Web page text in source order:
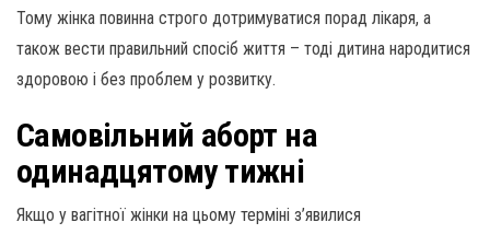
Тому жінка повинна строго дотримуватися порад лікаря, а
також вести правильний спосіб життя – тоді дитина народитися
здоровою і без проблем у розвитку.
Самовільний аборт на
одинадцятому тижні
Якщо у вагітної жінки на цьому терміні з’явилися